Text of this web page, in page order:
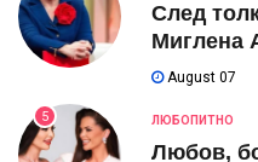
След
Миглена
August 07
5 ЛЮБОПИТНО
Любов,